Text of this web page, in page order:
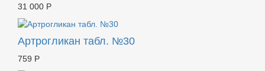
31 000 Р
Артрогликан табл. №30
759 Р